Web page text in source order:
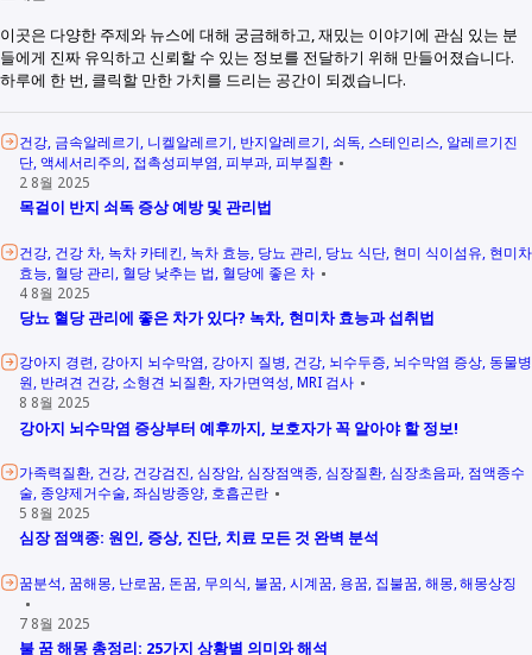
이곳은 다양한 주제와 뉴스에 대해 궁금해하고, 재밌는 이야기에 관심 있는 분
들에게 진짜 유익하고 신뢰할 수 있는 정보를 전달하기 위해 만들어졌습니다.
하루에 한 번, 클릭할 만한 가치를 드리는 공간이 되겠습니다.
건강 금속알레르기 니켈알레르기 반지알레르기 쇠독 스테인리스 알레르기진
단 액세서리주의 접촉성피부염 피부과 피부질환
2 8월 2025
목걸이 반지 쇠독 증상 예방 및 관리법
건강 건강 차 녹차 카테킨 녹차 효능 당뇨 관리 당뇨 식단 현미 식이섬유 현미차
효능 혈당 관리 혈당 낮추는 법 혈당에 좋은 차
4 8월 2025
당뇨 혈당 관리에 좋은 차가 있다? 녹차, 현미차 효능과 섭취법
강아지 경련 강아지 뇌수막염 강아지 질병 건강 뇌수두증 뇌수막염 증상 동물병
원 반려견 건강 소형견 뇌질환 자가면역성 MRI 검사
8 8월 2025
강아지 뇌수막염 증상부터 예후까지, 보호자가 꼭 알아야 할 정보!
가족력질환 건강 건강검진 심장암 심장점액종 심장질환 심장초음파 점액종수
술 종양제거수술 좌심방종양 호흡곤란
5 8월 2025
심장 점액종: 원인, 증상, 진단, 치료 모든 것 완벽 분석
꿈분석 꿈해몽 난로꿈 돈꿈 무의식 불꿈 시계꿈 용꿈 집불꿈 해몽 해몽상징
7 8월 2025
불 꿈 해몽 총정리: 25가지 상황별 의미와 해석